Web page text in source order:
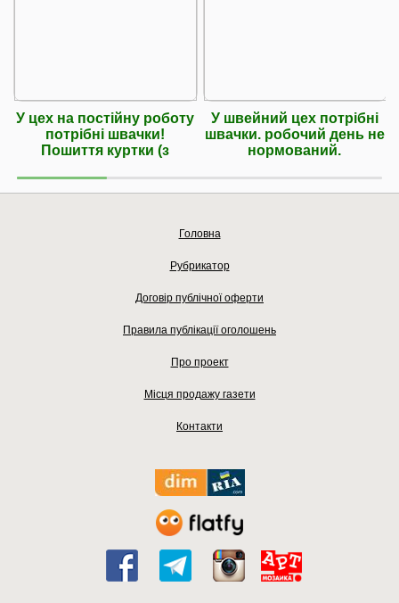
У цех на постійну роботу
потрібні швачки!
Пошиття куртки (з
У швейний цех потрібні
швачки. робочий день не
нормований.
Головна
Рубрикатор
Договір публічної оферти
Правила публікації оголошень
Про проект
Місця продажу газети
Контакти